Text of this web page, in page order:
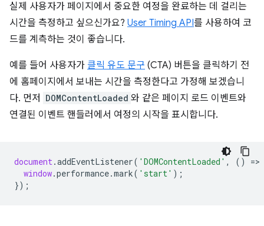
실제 사용자가 페이지에서 중요한 여정을 완료하는 데 걸리는
시간을 측정하고 싶으신가요? User Timing API를 사용하여 코
드를 계측하는 것이 좋습니다.
예를 들어 사용자가 클릭 유도 문구 (CTA) 버튼을 클릭하기 전
에 홈페이지에서 보내는 시간을 측정한다고 가정해 보겠습니
다. 먼저
DOMContentLoaded 와 같은 페이지 로드 이벤트와
연결된 이벤트 핸들러에서 여정의 시작을 표시합니다.
document.addEventListener( 'DOMContentLoaded' , () =>
window.performance.mark( 'start' );
});